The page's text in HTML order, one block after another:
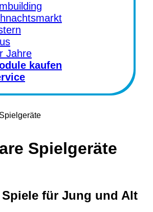
Jahre
kaufen
Spielgeräte
für Jung und Alt